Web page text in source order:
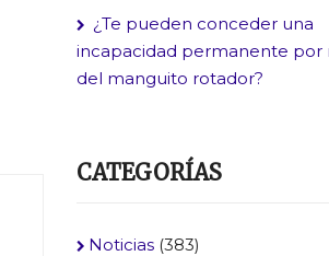
¿Te pueden conceder una
incapacidad permanente por
del manguito rotador?
CATEGORÍAS
Noticias (383)